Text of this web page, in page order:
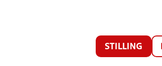
STILLING